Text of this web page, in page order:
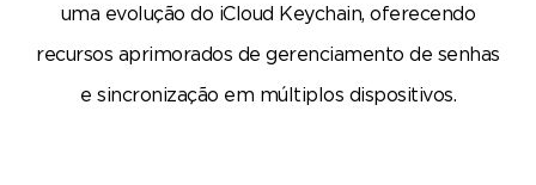
uma evolução do iCloud Keychain, oferecendo
recursos aprimorados de gerenciamento de senhas
e sincronização em múltiplos dispositivos.